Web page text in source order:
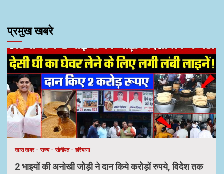
प्रमुख खबरे
खास खबर राज्य सोनीपत हरियाणा
2 भाइयों की अनोखी जोड़ी ने दान किये करोड़ों रुपये, विदेश तक